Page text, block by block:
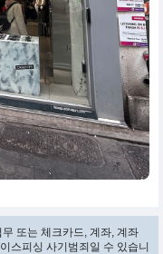
또는 체크카드, 계좌, 계좌
스피싱 사기범죄일 수 있습니